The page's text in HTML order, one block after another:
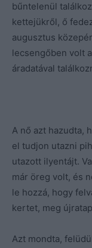
bűntelenül
kettejükről, ő
augusztus
lecsengőben volt
áradatával
A nő azt hazudta,
el tudjon utazni
utazott ilyentájt.
már öreg volt, és
le hozzá, hogy
kertet, meg
Azt mondta,